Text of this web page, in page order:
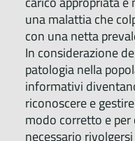
una malattia che
con una netta
In considerazione
patologia nella
informativi
riconoscere e
modo corretto e per
necessario